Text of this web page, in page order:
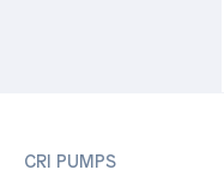
CRI PUMPS